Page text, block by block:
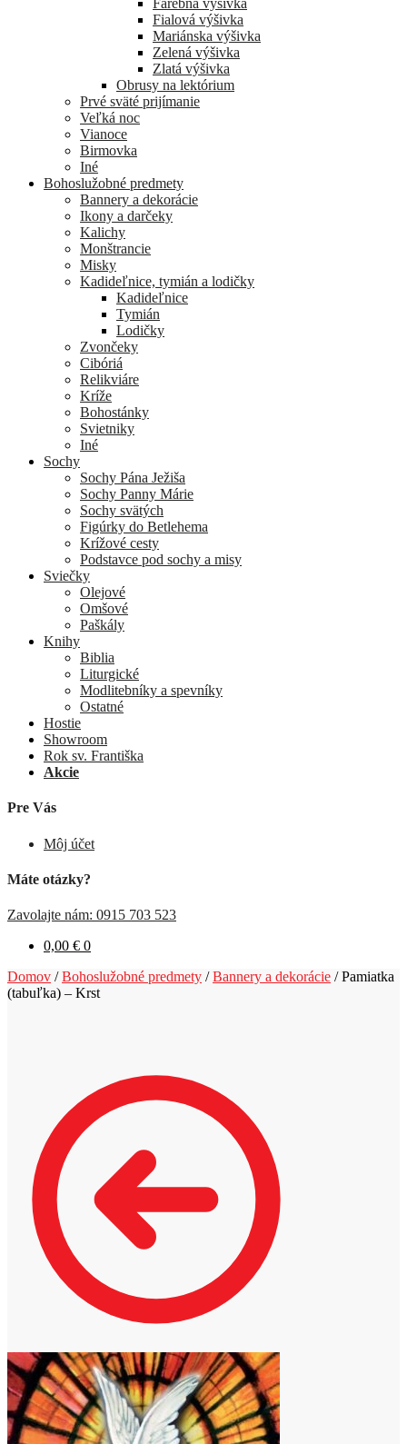
Farebná výšivka
Fialová výšivka
Mariánska výšivka
Zelená výšivka
Zlatá výšivka
Obrusy na lektórium
Prvé sväté prijímanie
Veľká noc
Vianoce
Birmovka
Iné
Bohoslužobné predmety
Bannery a dekorácie
Ikony a darčeky
Kalichy
Monštrancie
Misky
Kadideľnice, tymián a lodičky
Kadideľnice
Tymián
Lodičky
Zvončeky
Cibóriá
Relikviáre
Kríže
Bohostánky
Svietniky
Iné
Sochy
Sochy Pána Ježiša
Sochy Panny Márie
Sochy svätých
Figúrky do Betlehema
Krížové cesty
Podstavce pod sochy a misy
Sviečky
Olejové
Omšové
Paškály
Knihy
Biblia
Liturgické
Modlitebníky a spevníky
Ostatné
Hostie
Showroom
Rok sv. Františka
Akcie
Pre Vás
Môj účet
Máte otázky?
Zavolajte nám: 0915 703 523
0,00 € 0
Domov /Bohoslužobné predmety /Bannery a dekorácie /Pamiatka
(tabuľka) – Krst